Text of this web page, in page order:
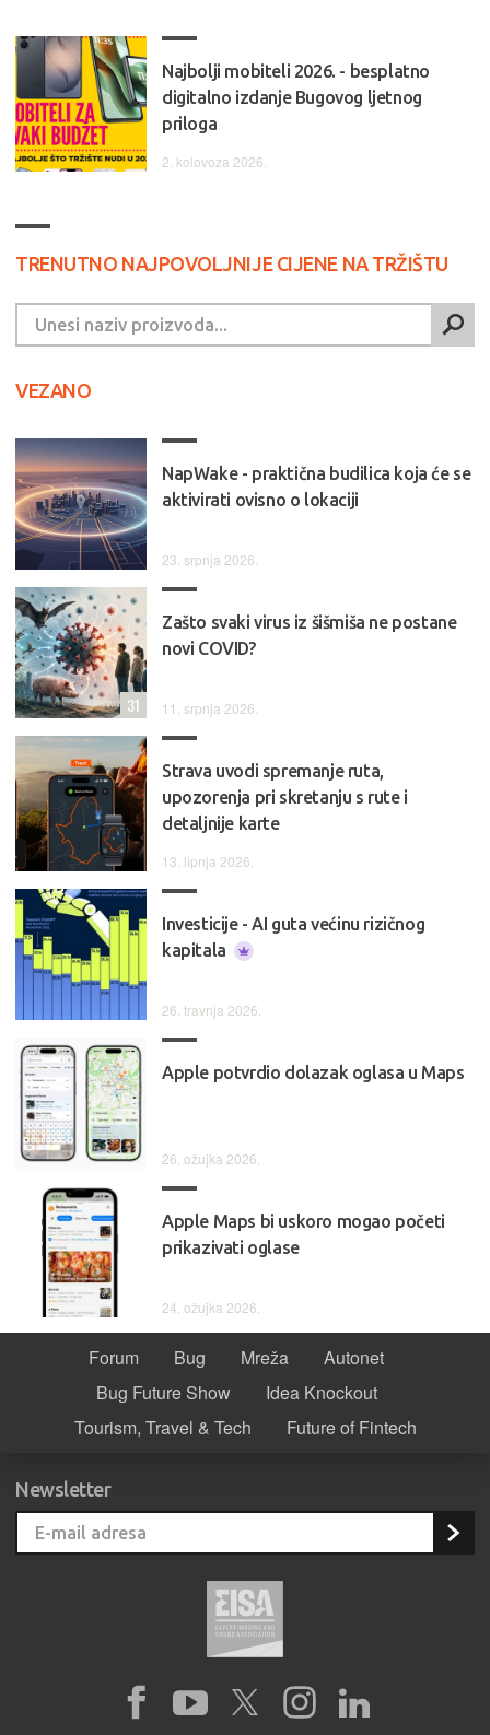
Najbolji mobiteli 2026. - besplatno
digitalno izdanje Bugovog ljetnog
priloga
2. kolovoza 2026.
TRENUTNO NAJPOVOLJNIJE CIJENE NA TRŽIŠTU
VEZANO
NapWake - praktična budilica koja će se
aktivirati ovisno o lokaciji
23. srpnja 2026.
Zašto svaki virus iz šišmiša ne postane
novi COVID?
11. srpnja 2026.
31
Strava uvodi spremanje ruta,
upozorenja pri skretanju s rute i
detaljnije karte
13. lipnja 2026.
Investicije - AI guta većinu rizičnog
kapitala
26. travnja 2026.
Apple potvrdio dolazak oglasa u Maps
26. ožujka 2026.
Apple Maps bi uskoro mogao početi
prikazivati oglase
24. ožujka 2026.
Forum Bug Mreža
Autonet
Bug Future Show
Idea Knockout
Tourism, Travel & Tech
Future of Fintech
Newsletter